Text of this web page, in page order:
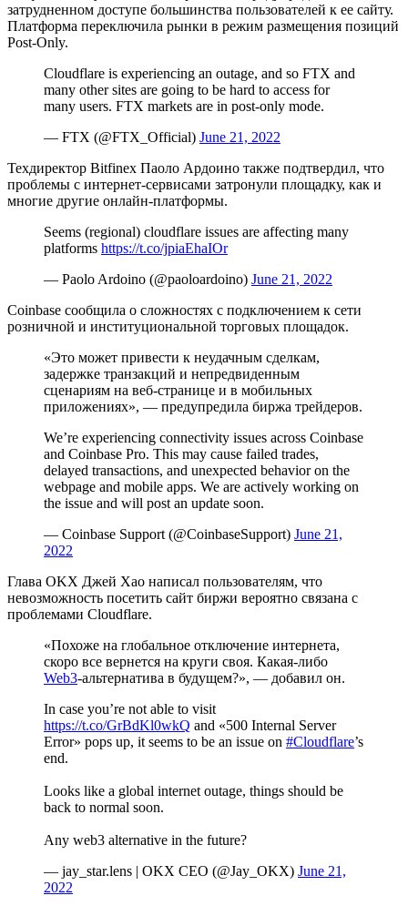
затрудненном доступе большинства пользователей к ее сайту.
Платформа переключила рынки в режим размещения позиций
Post-Only.
Cloudflare is experiencing an outage, and so FTX and
many other sites are going to be hard to access for
many users. FTX markets are in post-only mode.
— FTX (@FTX_Official) June 21, 2022
Техдиректор Bitfinex Паоло Ардоино также подтвердил, что
проблемы с интернет-сервисами затронули площадку, как и
многие другие онлайн-платформы.
Seems (regional) cloudflare issues are affecting many
platforms https://t.co/jpiaEhaIOr
— Paolo Ardoino (@paoloardoino) June 21, 2022
Coinbase сообщила о сложностях с подключением к сети
розничной и институциональной торговых площадок.
«Это может привести к неудачным сделкам,
задержке транзакций и непредвиденным
сценариям на веб-странице и в мобильных
приложениях», — предупредила биржа трейдеров.
We’re experiencing connectivity issues across Coinbase
and Coinbase Pro. This may cause failed trades,
delayed transactions, and unexpected behavior on the
webpage and mobile apps. We are actively working on
the issue and will post an update soon.
— Coinbase Support (@CoinbaseSupport) June 21,
2022
Глава OKX Джей Хао написал пользователям, что
невозможность посетить сайт биржи вероятно связана с
проблемами Cloudflare.
«Похоже на глобальное отключение интернета,
скоро все вернется на круги своя. Какая-либо
Web3-альтернатива в будущем?», — добавил он.
In case you’re not able to visit
https://t.co/GrBdKl0wkQ and «500 Internal Server
Error» pops up, it seems to be an issue on #Cloudflare’s
end.
Looks like a global internet outage, things should be
back to normal soon.
Any web3 alternative in the future?
— jay_star.lens | OKX CEO (@Jay_OKX) June 21,
2022